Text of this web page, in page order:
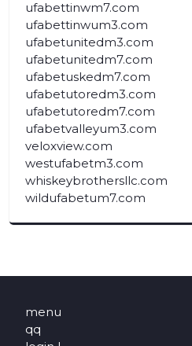
ufabettinwm7.com
ufabettinwum3.com
ufabetunitedm3.com
ufabetunitedm7.com
ufabetuskedm7.com
ufabetutoredm3.com
ufabetutoredm7.com
ufabetvalleyum3.com
veloxview.com
westufabetm3.com
whiskeybrothersllc.com
wildufabetum7.com
menu
qq